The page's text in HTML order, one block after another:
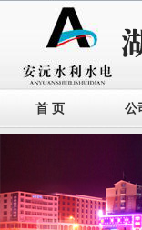
首 页 公